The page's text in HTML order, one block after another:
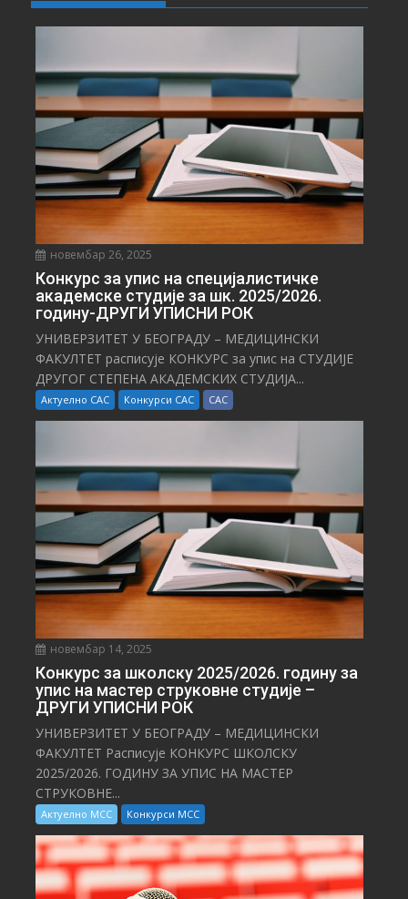
новембар 26, 2025
Конкурс за упис на специјалистичке
академске студије за шк. 2025/2026.
годину-ДРУГИ УПИСНИ РОК
УНИВЕРЗИТЕТ У БЕОГРАДУ – МЕДИЦИНСКИ
ФАКУЛТЕТ расписује КОНКУРС за упис на СТУДИЈЕ
ДРУГОГ СТЕПЕНА АКАДЕМСКИХ СТУДИЈА...
Актуелно САС Конкурси САС САС
новембар 14, 2025
Конкурс за школску 2025/⁠2026. годину за
упис на мастер струковне студије –
ДРУГИ УПИСНИ РОК
УНИВЕРЗИТЕТ У БЕОГРАДУ – МЕДИЦИНСКИ
ФАКУЛТЕТ Расписује КОНКУРС ШКОЛСКУ
2025/⁠2026. ГОДИНУ ЗА УПИС НА МАСТЕР
СТРУКОВНЕ...
Актуелно МСС Конкурси МСС